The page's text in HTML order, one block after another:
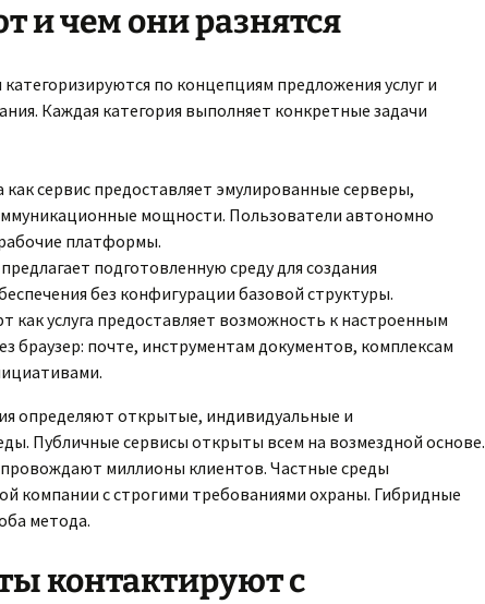
и чем они разнятся
по концепциям предложения услуг и
Каждая категория выполняет конкретные задачи
сервис предоставляет эмулированные серверы,
мощности. Пользователи автономно
платформы.
предлагает подготовленную среду для создания
без конфигурации базовой структуры.
как услуга предоставляет возможность к настроенным
браузер: почте, инструментам документов, комплексам
определяют открытые, индивидуальные и
Публичные сервисы открыты всем на возмездной основе.
миллионы клиентов. Частные среды
компании с строгими требованиями охраны. Гибридные
метода.
контактируют с